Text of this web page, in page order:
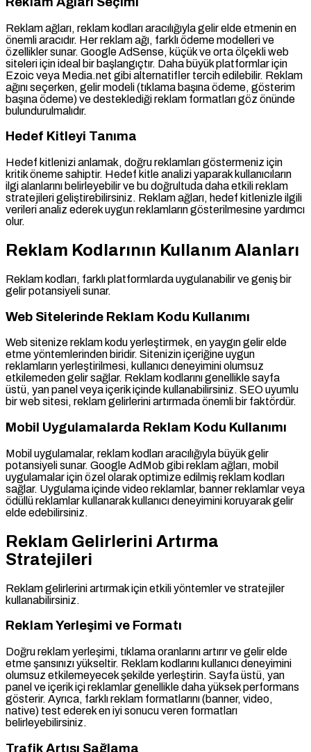
Reklam ağları, reklam kodları aracılığıyla gelir elde etmenin en
önemli aracıdır. Her reklam ağı, farklı ödeme modelleri ve
özellikler sunar. Google AdSense, küçük ve orta ölçekli web
siteleri için ideal bir başlangıçtır. Daha büyük platformlar için
Ezoic veya Media.net gibi alternatifler tercih edilebilir. Reklam
ağını seçerken, gelir modeli (tıklama başına ödeme, gösterim
başına ödeme) ve desteklediği reklam formatları göz önünde
bulundurulmalıdır.
Hedef Kitleyi Tanıma
Hedef kitlenizi anlamak, doğru reklamları göstermeniz için
kritik öneme sahiptir. Hedef kitle analizi yaparak kullanıcıların
ilgi alanlarını belirleyebilir ve bu doğrultuda daha etkili reklam
stratejileri geliştirebilirsiniz. Reklam ağları, hedef kitlenizle ilgili
verileri analiz ederek uygun reklamların gösterilmesine yardımcı
olur.
Reklam Kodlarının Kullanım Alanları
Reklam kodları, farklı platformlarda uygulanabilir ve geniş bir
gelir potansiyeli sunar.
Web Sitelerinde Reklam Kodu Kullanımı
Web sitenize reklam kodu yerleştirmek, en yaygın gelir elde
etme yöntemlerinden biridir. Sitenizin içeriğine uygun
reklamların yerleştirilmesi, kullanıcı deneyimini olumsuz
etkilemeden gelir sağlar. Reklam kodlarını genellikle sayfa
üstü, yan panel veya içerik içinde kullanabilirsiniz. SEO uyumlu
bir web sitesi, reklam gelirlerini artırmada önemli bir faktördür.
Mobil Uygulamalarda Reklam Kodu Kullanımı
Mobil uygulamalar, reklam kodları aracılığıyla büyük gelir
potansiyeli sunar. Google AdMob gibi reklam ağları, mobil
uygulamalar için özel olarak optimize edilmiş reklam kodları
sağlar. Uygulama içinde video reklamlar, banner reklamlar veya
ödüllü reklamlar kullanarak kullanıcı deneyimini koruyarak gelir
elde edebilirsiniz.
Reklam Gelirlerini Artırma
Stratejileri
Reklam gelirlerini artırmak için etkili yöntemler ve stratejiler
kullanabilirsiniz.
Reklam Yerleşimi ve Formatı
Doğru reklam yerleşimi, tıklama oranlarını artırır ve gelir elde
etme şansınızı yükseltir. Reklam kodlarını kullanıcı deneyimini
olumsuz etkilemeyecek şekilde yerleştirin. Sayfa üstü, yan
panel ve içerik içi reklamlar genellikle daha yüksek performans
gösterir. Ayrıca, farklı reklam formatlarını (banner, video,
native) test ederek en iyi sonucu veren formatları
belirleyebilirsiniz.
Trafik Artışı Sağlama